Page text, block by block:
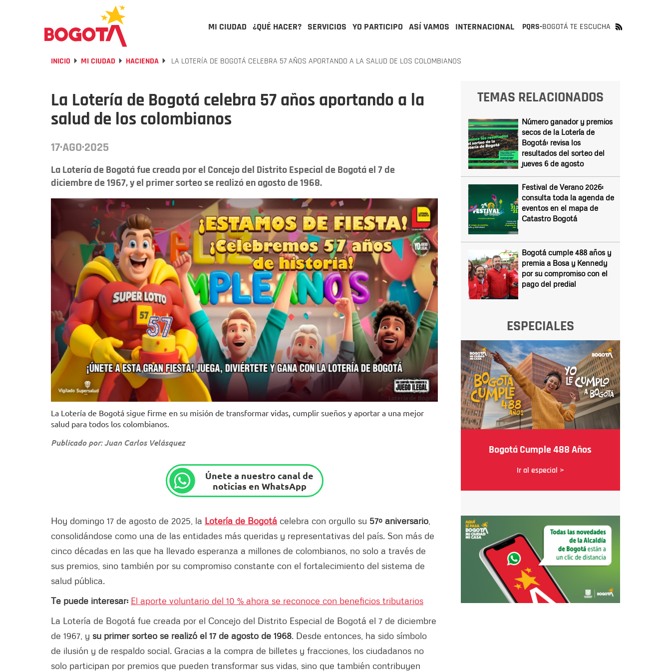
MI CIUDAD ¿QUÉ HACER? SERVICIOS YO PARTICIPO ASÍ VAMOS INTERNACIONAL PQRS-BOGOTÁ TE ESCUCHA
INICIO MI CIUDAD HACIENDA LA LOTERÍA DE BOGOTÁ CELEBRA 57 AÑOS APORTANDO A LA SALUD DE LOS COLOMBIANOS
La Lotería de Bogotá celebra 57 años aportando a la
salud de los colombianos
17·AGO·2025
La Lotería de Bogotá fue creada por el Concejo del Distrito Especial de Bogotá el 7 de
diciembre de 1967, y el primer sorteo se realizó en agosto de 1968.
Lotería de Bogotá
La Lotería de Bogotá sigue firme en su misión de transformar vidas, cumplir sueños y aportar a una mejor
salud para todos los colombianos.
Publicado por: Juan Carlos Velásquez
Únete a nuestro canal de
noticias en WhatsApp
Hoy domingo 17 de agosto de 2025, la Lotería de Bogotá celebra con orgullo su 57º aniversario
consolidándose como una de las entidades más queridas y representativas del país. Son más de
cinco décadas en las que ha llevado esperanza a millones de colombianos, no solo a través de
sus premios, sino también por su compromiso constante con el fortalecimiento del sistema de
salud pública.
Te puede interesar: El aporte voluntario del 10 % ahora se reconoce con beneficios tributarios
La Lotería de Bogotá fue creada por el Concejo del Distrito Especial de Bogotá el 7 de diciembre
de 1967, y su primer sorteo se realizó el 17 de agosto de 1968. Desde entonces, ha sido símbolo
de ilusión y de respaldo social. Gracias a la compra de billetes y fracciones, los ciudadanos no
solo participan por premios que pueden transformar sus vidas, sino que también contribuyen
TEMAS RELACIONADOS
Número ganador y premios
secos de la Lotería de
Bogotá: revisa los
resultados del sorteo del
jueves 6 de agosto
Festival de Verano 2026:
consulta toda la agenda de
eventos en el mapa de
Catastro Bogotá
Bogotá cumple 488 años y
premia a Bosa y Kennedy
por su compromiso con el
pago del predial
ESPECIALES
Bogotá Cumple 488 Años
Ir al especial >